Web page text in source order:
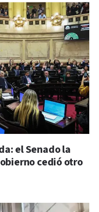
el Senado la
cedió otro